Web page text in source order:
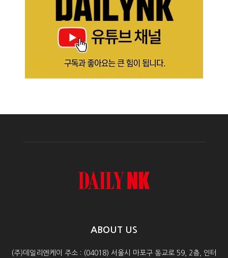
ABOUT US
(주)데일리엔케이 주소 : (04018) 서울시 마포구 동교로 59, 2층, 인터